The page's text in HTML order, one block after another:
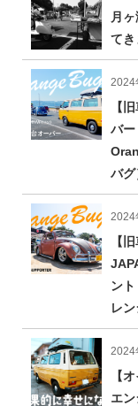
月
てき
2024
【
バー
バグ
2024
【
ン
レン
2024
【
エ